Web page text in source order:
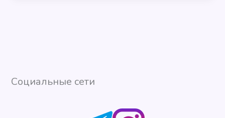
Социальные сети